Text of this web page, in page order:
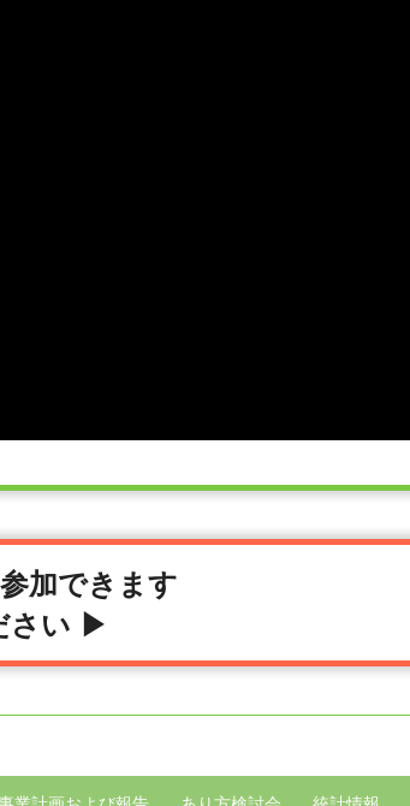
加できます
さい ▶